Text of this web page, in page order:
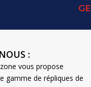
:
vous propose
gamme de répliques de